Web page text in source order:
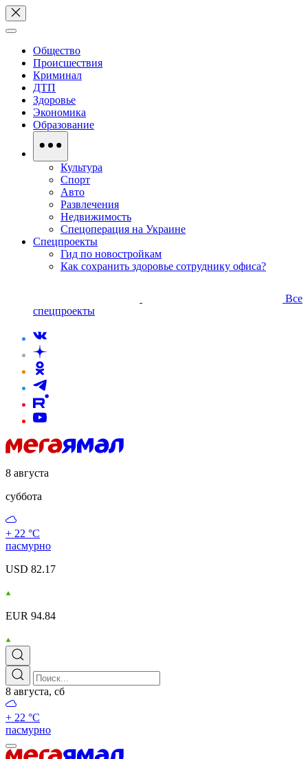
Общество
Происшествия
Криминал
ДТП
Здоровье
Экономика
Образование
Культура
Спорт
Авто
Развлечения
Недвижимость
Спецоперация на Украине
Спецпроекты
Гид по новостройкам
Как сохранить здоровье сотруднику офиса?
Все
спецпроекты
8 августа
суббота
+ 22 °С
пасмурно
USD 82.17
EUR 94.84
8 августа, сб
+ 22 °С
пасмурно